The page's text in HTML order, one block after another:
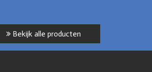
Bekijk alle producten